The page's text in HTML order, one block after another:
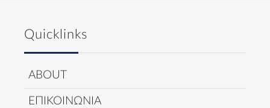
Quicklinks
ABOUT
ΕΠΙΚΟΙΝΩΝΙΑ